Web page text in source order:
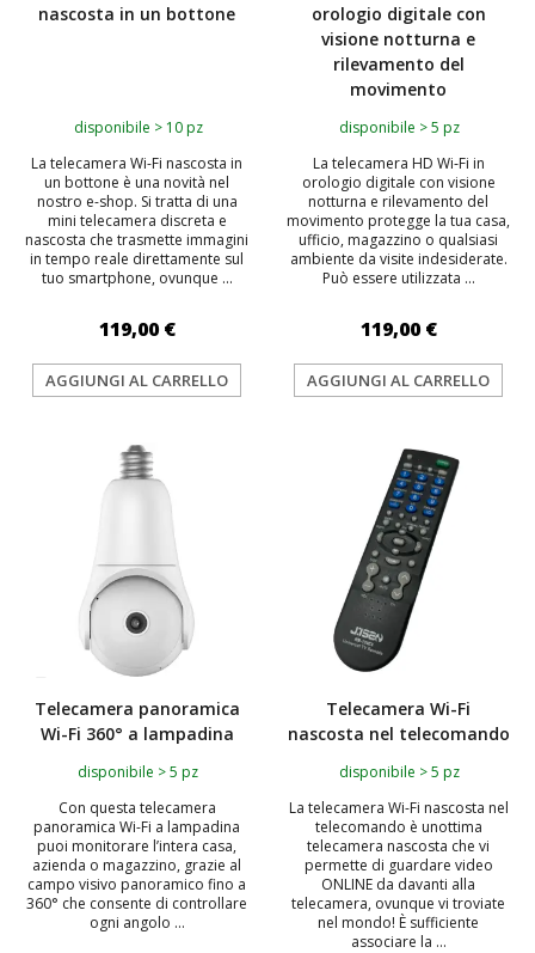
nascosta in un bottone
disponibile > 10 pz
La telecamera Wi-Fi nascosta in
un bottone è una novità nel
nostro e-shop. Si tratta di una
mini telecamera discreta e
nascosta che trasmette immagini
in tempo reale direttamente sul
tuo smartphone, ovunque ...
119,00 €
AGGIUNGI AL CARRELLO
orologio digitale con
visione notturna e
rilevamento del
movimento
disponibile > 5 pz
La telecamera HD Wi‑Fi in
orologio digitale con visione
notturna e rilevamento del
movimento protegge la tua casa,
ufficio, magazzino o qualsiasi
ambiente da visite indesiderate.
Può essere utilizzata ...
119,00 €
AGGIUNGI AL CARRELLO
Telecamera panoramica
Wi-Fi 360° a lampadina
disponibile > 5 pz
Con questa telecamera
panoramica Wi-Fi a lampadina
puoi monitorare l’intera casa,
azienda o magazzino, grazie al
campo visivo panoramico fino a
360° che consente di controllare
ogni angolo ...
Telecamera Wi-Fi
nascosta nel telecomando
disponibile > 5 pz
La telecamera Wi-Fi nascosta nel
telecomando è unottima
telecamera nascosta che vi
permette di guardare video
ONLINE da davanti alla
telecamera, ovunque vi troviate
nel mondo! È sufficiente
associare la ...